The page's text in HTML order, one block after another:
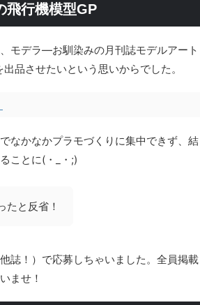
飛行機模型GP
モデラ―お馴染みの月刊誌モデルアート
品させたいという思いからでした。
なかなかプラモづくりに集中できず、結
ことに(・_・;)
たと反省！
誌！）で応募しちゃいました。全員掲載
ませ！